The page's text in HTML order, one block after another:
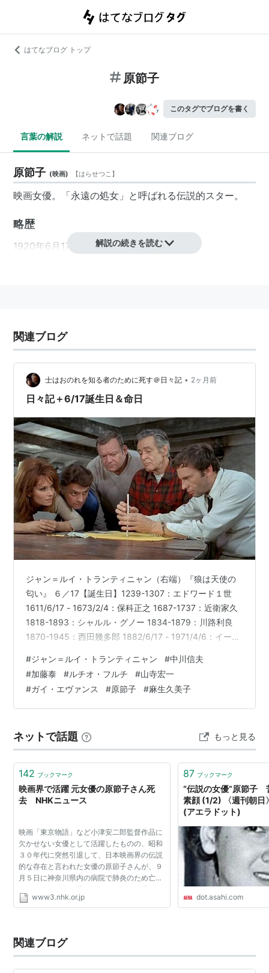
はてなブログ トップ
原節子
このタグでブログを書く
言葉の解説 ネットで話題 関連ブログ
原節子 (映画) 【はらせつこ 】
映画女優。「永遠の処女」と呼ばれる伝説的スター。
略歴
1920年6月17日
生まれ。
伊丹万作、小津安二郎、黒澤明、吉村公三郎、木下恵
介、今井正など、多くの監督の名作に出演。引退後は一
切マスコミに姿を見せていない。
2015年9月5日、肺炎のため死去。享年95。
1935年08月15日「ためらふ勿れ若人よ」日活多摩
川 ... お節ちゃん
1935年09月05日「深夜の太陽」日活多摩川 ... 娘
君江
1935年09月26日「魂を投げろ」日活多摩川
1935年10月01日「緑の地平線 前篇」日活多摩
川 ... ゆかり
1935年10月09日「緑の地平線 後篇」日活多摩
1936年01月30日「白衣の佳人」入江プロ ... 妹由
紀子
1936年04月30日「河内山宗俊」日活 ＝太奏発声映
画 ... お浪
1936年06月04日「生命の冠」日活多摩川 ... 妹絢
子
1936年12月31日「丹下左膳 日光の巻」日活京
都 ... おまつ
1937年01月14日「検事とその妹」日活多摩川
1937年02月04日「新しき土」J.O. ... 大和光子
1937年10月21日「東海美女伝」J.O. ... お由利（小
西行長娘）
1937年12月11日「母の曲 前篇」東宝映画東京
1937年12月21日「母の曲 後篇」東宝映画東京
1938年04月11日「巨人伝」東宝映画東京 ... 千代
1938年06月11日「田園交響曲」東宝映画東京 ...
盲目の少女雪子
1938年09月07日「将軍の孫」東宝映画東京
1938年10月05日「冬の宿」東京発声
1939年04月21日「忠臣蔵 前篇」東宝映画東
京 ... 一力仲居おてる
1939年04月21日「忠臣蔵 後篇」東宝映画東
解説の続きを読む
関連ブログ
士はおのれを知る者のために死す＠日々記 • 2ヶ月前
日々記＋6/17誕生日＆命日
ジャン＝ルイ・トランティニャン（右端）『狼は天使の
匂い』 ６／17【誕生日】1239-1307：エドワード１世
1611/6/17 - 1673/2/4：保科正之 1687-1737：近衛家久
1818-1893：シャルル・グノー 1834-1879：川路利良
1870-1945：西田幾多郎 1882/6/17 - 1971/4/6：イーゴ
シャー 1900-1945：マルティン・ボルマン 1904-
1991：ラルフ・ベラミー 1919-1996：ベリル・レイド
1920/6/17 - 2015/9/5：原節子 1925-2005：有川…
#ジャン＝ルイ・トランティニャン #中川信夫
#加藤泰 #ルチオ・フルチ #山寺宏一
#ガイ・エヴァンス #原節子 #麻生久美子
ネットで話題 もっと見る
142 ブックマーク
映画界で活躍 元女優の原節子さん死
去 NHKニュース
映画「東京物語」など小津安二郎監督作品に
欠かせない女優として活躍したものの、昭和
３０年代に突然引退して、日本映画界の伝説
的な存在と言われた女優の原節子さんが、９
月５日に神奈川県内の病院で肺炎のため亡く
なっていたことが分かりました。９５才でし
た。www3.nhk.or.jp
87 ブックマーク
“伝説の女優”原節子
素顔 (1/2) 〈週刊朝日
(アエラドット)
dot.asahi.com
関連ブログ